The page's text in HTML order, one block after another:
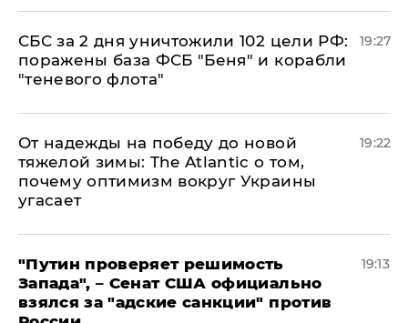
СБС за 2 дня уничтожили 102 цели РФ:
поражены база ФСБ "Беня" и корабли
"теневого флота"
19:27
От надежды на победу до новой
тяжелой зимы: The Atlantic о том,
почему оптимизм вокруг Украины
угасает
19:22
"Путин проверяет решимость
Запада", – Сенат США официально
взялся за "адские санкции" против
19:13